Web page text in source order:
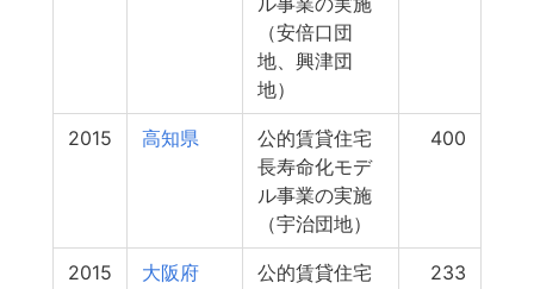
（安倍口団
地、興津団
地）
2015 高知県
公的賃貸住宅
長寿命化モデ
ル事業の実施
（宇治団地）
400
2015 大阪府 公的賃貸住宅 233